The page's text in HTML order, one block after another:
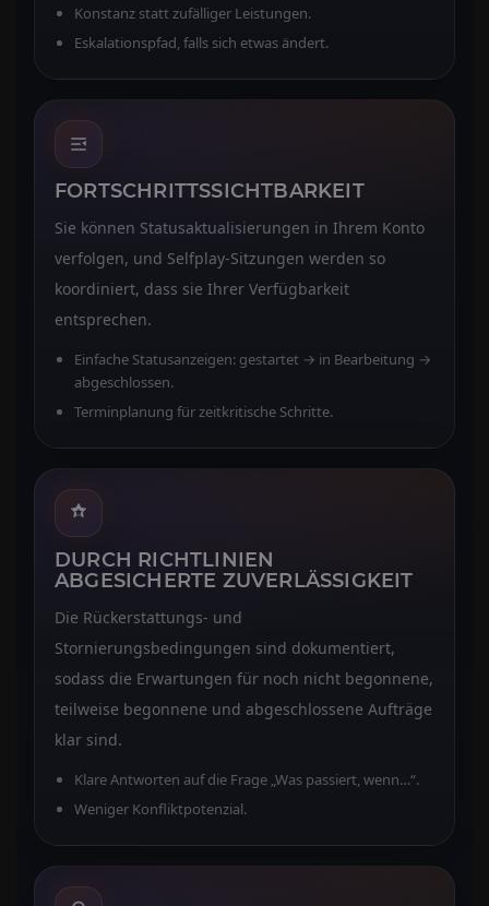
Konstanz statt zufälliger Leistungen.
Eskalationspfad, falls sich etwas ändert.
FORTSCHRITTSSICHTBARKEIT
Sie können Statusaktualisierungen in Ihrem Konto
verfolgen, und Selfplay-Sitzungen werden so
koordiniert, dass sie Ihrer Verfügbarkeit
entsprechen.
Einfache Statusanzeigen: gestartet → in Bearbeitung →
abgeschlossen.
Terminplanung für zeitkritische Schritte.
DURCH RICHTLINIEN
ABGESICHERTE ZUVERLÄSSIGKEIT
Die Rückerstattungs- und
Stornierungsbedingungen sind dokumentiert,
sodass die Erwartungen für noch nicht begonnene,
teilweise begonnene und abgeschlossene Aufträge
klar sind.
Klare Antworten auf die Frage „Was passiert, wenn…“.
Weniger Konfliktpotenzial.